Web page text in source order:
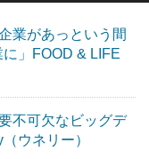
業があっという間
」FOOD & LIFE
不可欠なビッグデ
ウネリー）